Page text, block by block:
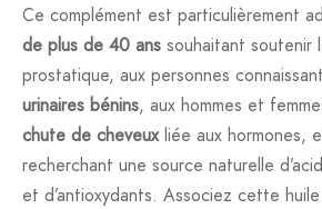
Ce complément est particulièrement
de plus de 40 ans souhaitant soutenir
prostatique, aux personnes
urinaires bénins, aux hommes et
chute de cheveuxliée aux hormones,
recherchant une source naturelle
et d’antioxydants. Associez cette